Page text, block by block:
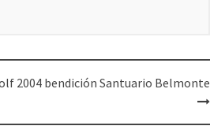
2004 bendición Santuario Belmonte